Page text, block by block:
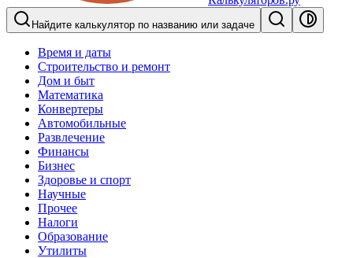
Найдите калькулятор по названию или задаче
Время и даты
Строительство и ремонт
Дом и быт
Математика
Конвертеры
Автомобильные
Развлечение
Финансы
Бизнес
Здоровье и спорт
Научные
Прочее
Налоги
Образование
Утилиты